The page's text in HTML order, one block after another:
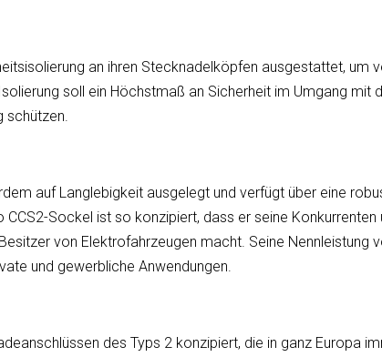
an ihren Stecknadelköpfen ausgestattet, um
soll ein Höchstmaß an Sicherheit im Umgang mit
auf Langlebigkeit ausgelegt und verfügt über eine
Sockel ist so konzipiert, dass er seine Konkurrenten
von Elektrofahrzeugen macht. Seine Nennleistung
und gewerbliche Anwendungen.
des Typs 2 konzipiert, die in ganz Europa